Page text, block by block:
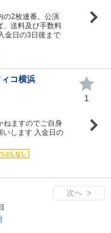
2枚連番。公演
、送料及び手数料
金日の3日後まで
コ横浜
ますのでご自身
いします 入金日の
ぶしなし
1
次へ >